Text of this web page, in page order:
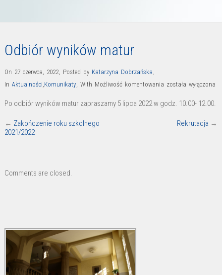
Odbiór wyników matur
On 27 czerwca, 2022, Posted by Katarzyna Dobrzańska ,
In Aktualności,Komunikaty, With Możliwość komentowania Odbiór
została wyłączona
Po odbiór wyników matur zapraszamy 5 lipca 2022 w godz. 10.00- 12.00.
← Zakończenie roku szkolnego
2021/2022
Rekrutacja →
Comments are closed.